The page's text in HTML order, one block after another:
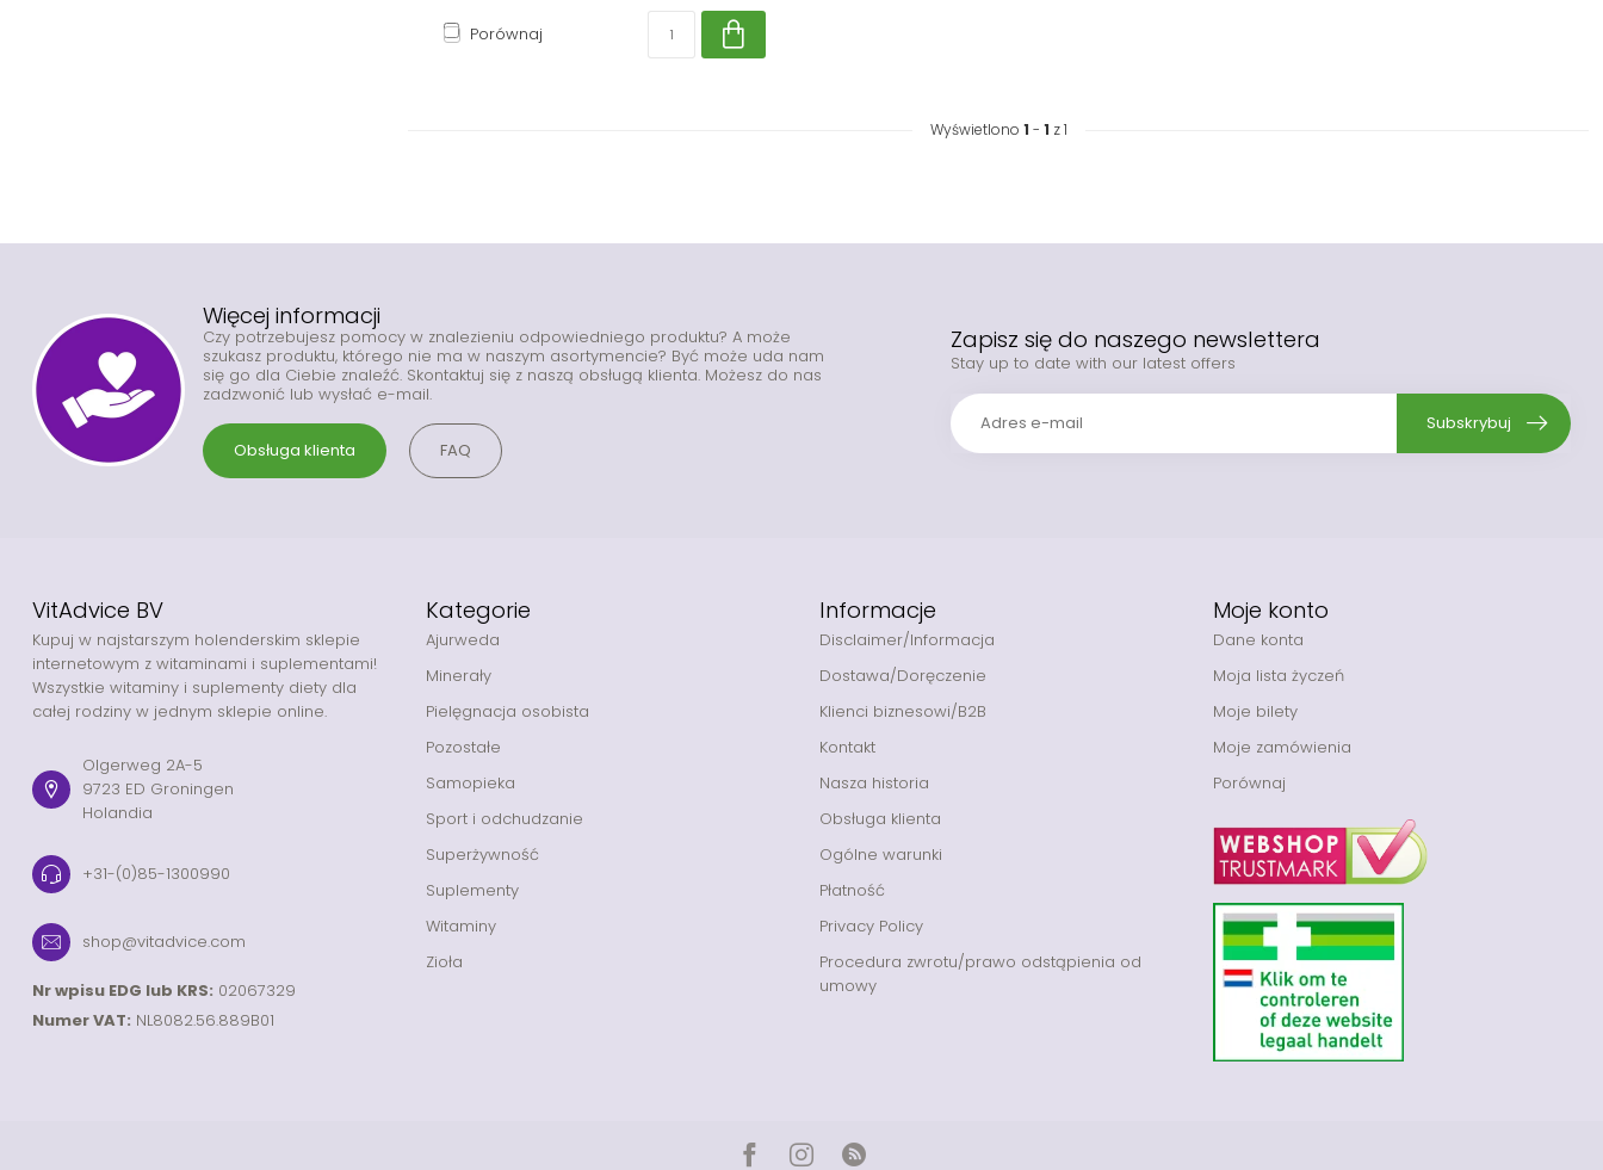
Porównaj
Wyświetlono 1 - 1 z 1
Więcej informacji
Czy potrzebujesz pomocy w znalezieniu odpowiedniego produktu? A może
szukasz produktu, którego nie ma w naszym asortymencie? Być może uda nam
się go dla Ciebie znaleźć. Skontaktuj się z naszą obsługą klienta. Możesz do nas
zadzwonić lub wysłać e-mail.
Obsługa klienta FAQ
Zapisz się do naszego newslettera
Stay up to date with our latest offers
Subskrybuj
VitAdvice BV
Kupuj w najstarszym holenderskim sklepie
internetowym z witaminami i suplementami!
Wszystkie witaminy i suplementy diety dla
całej rodziny w jednym sklepie online.
Olgerweg 2A-5
9723 ED Groningen
Holandia
+31-(0)85-1300990
shop@vitadvice.com
Nr wpisu EDG lub KRS: 02067329
Numer VAT: NL8082.56.889B01
Kategorie
Ajurweda
Minerały
Pielęgnacja osobista
Pozostałe
Samopieka
Sport i odchudzanie
Superżywność
Suplementy
Witaminy
Zioła
Informacje
Disclaimer/Informacja
Dostawa/Doręczenie
Klienci biznesowi/B2B
Kontakt
Nasza historia
Obsługa klienta
Ogólne warunki
Płatność
Privacy Policy
Procedura zwrotu/prawo odstąpienia od
umowy
Moje konto
Dane konta
Moja lista życzeń
Moje bilety
Moje zamówienia
Porównaj